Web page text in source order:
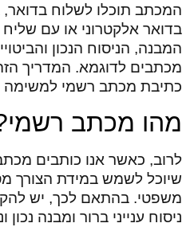
המכתב תוכלו לשלוח
בדואר אלקטרוני או עם שליח
המבנה, הניסוח הנכון
מכתבים לדוגמא. המדריך
כתיבת מכתב רשמי למשימה
מהו מכתב
לרוב, כאשר אנו כותבים
שיוכל לשמש במידת הצורך
משפטי. בהתאם לכך, יש
ניסוח ענייני ברור ומבנה